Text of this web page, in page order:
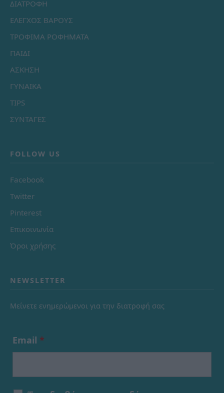
ΔΙΑΤΡΟΦΗ
ΕΛΕΓΧΟΣ ΒΑΡΟΥΣ
ΤΡΟΦΙΜΑ ΡΟΦΗΜΑΤΑ
ΠΑΙΔΙ
ΑΣΚΗΣΗ
ΓΥΝΑΙΚΑ
TIPS
ΣΥΝΤΑΓΕΣ
FOLLOW US
Facebook
Twitter
Pinterest
Επικοινωνία
Όροι χρήσης
NEWSLETTER
Μείνετε ενημερώμενοι για την διατροφή σας
Email *